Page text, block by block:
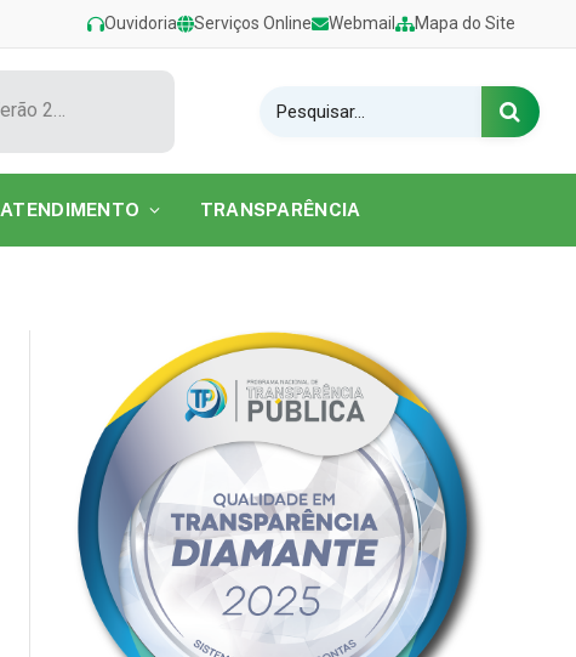
Ouvidoria Serviços Online Webmail Mapa do Site
Show de Tarcísio do Acordeon encerra o Festival de Verão 2026 na Praia do Caripi
ATENDIMENTO TRANSPARÊNCIA